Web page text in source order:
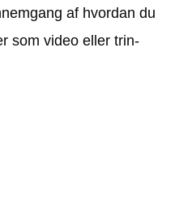
af hvordan du
som video eller trin-